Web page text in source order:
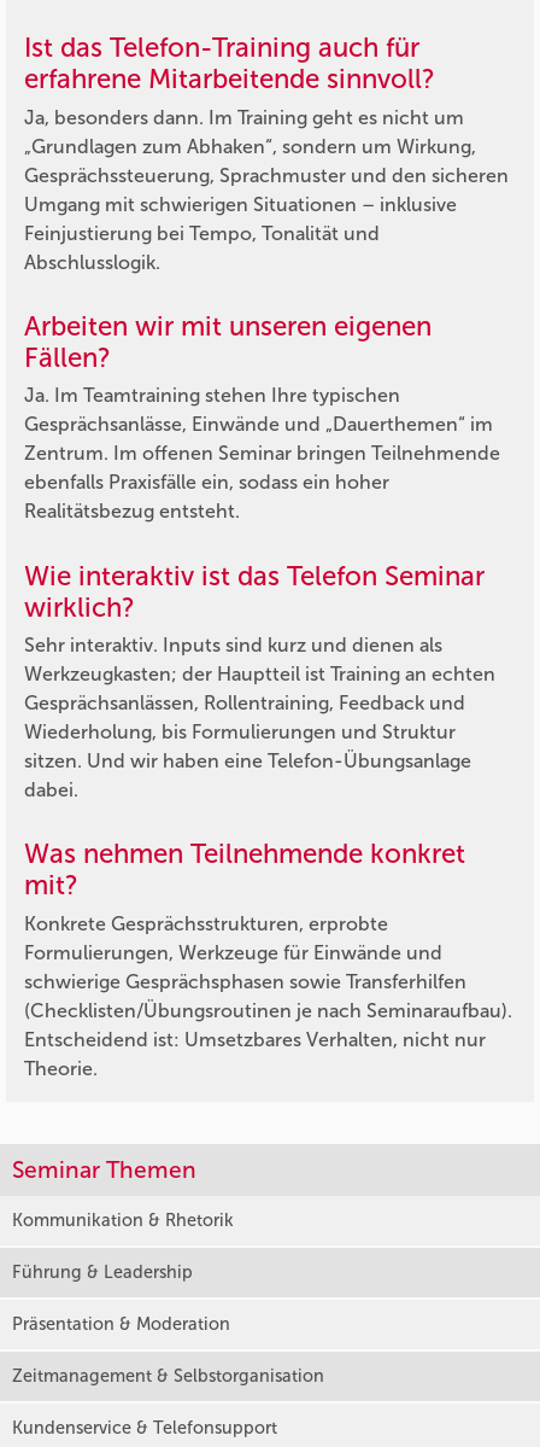
Seminar Themen
Kommunikation & Rhetorik
Führung & Leadership
Präsentation & Moderation
Zeitmanagement & Selbstorganisation
Kundenservice & Telefonsupport
Ist das Telefon-Training auch für
erfahrene Mitarbeitende sinnvoll?
Ja, besonders dann. Im Training geht es nicht um
„Grundlagen zum Abhaken“, sondern um Wirkung,
Gesprächssteuerung, Sprachmuster und den sicheren
Umgang mit schwierigen Situationen – inklusive
Feinjustierung bei Tempo, Tonalität und
Abschlusslogik.
Arbeiten wir mit unseren eigenen
Fällen?
Ja. Im Teamtraining stehen Ihre typischen
Gesprächsanlässe, Einwände und „Dauerthemen“ im
Zentrum. Im offenen Seminar bringen Teilnehmende
ebenfalls Praxisfälle ein, sodass ein hoher
Realitätsbezug entsteht.
Wie interaktiv ist das Telefon Seminar
wirklich?
Sehr interaktiv. Inputs sind kurz und dienen als
Werkzeugkasten; der Hauptteil ist Training an echten
Gesprächsanlässen, Rollentraining, Feedback und
Wiederholung, bis Formulierungen und Struktur
sitzen. Und wir haben eine Telefon-Übungsanlage
dabei.
Was nehmen Teilnehmende konkret
mit?
Konkrete Gesprächsstrukturen, erprobte
Formulierungen, Werkzeuge für Einwände und
schwierige Gesprächsphasen sowie Transferhilfen
(Checklisten/Übungsroutinen je nach Seminaraufbau).
Entscheidend ist: Umsetzbares Verhalten, nicht nur
Theorie.